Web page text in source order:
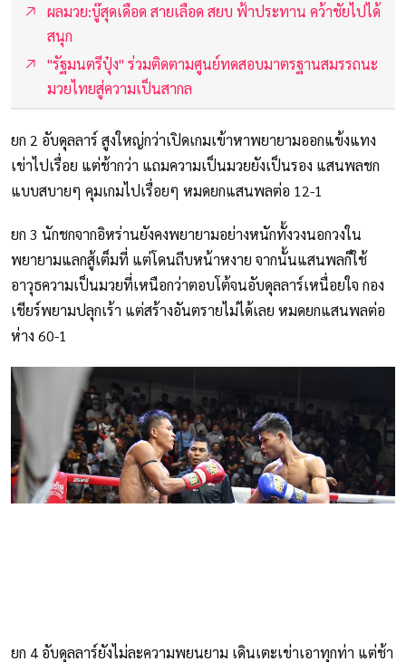
ผลมวย:บู๊สุดเดือด สายเลือด สยบ ฟ้าประทาน คว้าชัยไปได้
สนุก
"รัฐมนตรีปุ๋ง" ร่วมติดตามศูนย์ทดสอบมาตรฐานสมรรถนะ
มวยไทยสู่ความเป็นสากล
ยก 2 อับดุลลาร์ สูงใหญ่กว่าเปิดเกมเข้าหาพยายามออกแข้งแทง
เข่าไปเรื่อย แต่ช้ากว่า แถมความเป็นมวยยังเป็นรอง แสนพลชก
แบบสบายๆ คุมเกมไปเรื่อยๆ หมดยกแสนพลต่อ 12-1
ยก 3 นักชกจากอิหร่านยังคงพยายามอย่างหนักทั้งวงนอกวงใน
พยายามแลกสู้เต็มที่ แต่โดนถีบหน้าหงาย จากนั้นแสนพลก็ใช้
อาวุธความเป็นมวยที่เหนือกว่าตอบโต้จนอับดุลลาร์เหนื่อยใจ กอง
เชียร์พยามปลุกเร้า แต่สร้างอันตรายไม่ได้เลย หมดยกแสนพลต่อ
ห่าง 60-1
ยก 4 อับดุลลาร์ยังไม่ละความพยนยาม เดินเตะเข่าเอาทุกท่า แต่ช้า